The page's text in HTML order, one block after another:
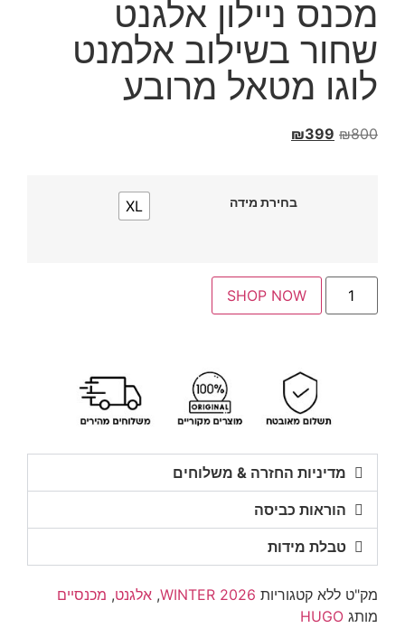
מכנס ניילון אלגנט
שחור בשילוב אלמנט
לוגו מטאל מרובע
₪800
₪399
בחירת מידה XL
SHOP NOW
מדיניות החזרה & משלוחים
הוראות כביסה
טבלת מידות
מק"ט ללא קטגוריות WINTER 2026
, אלגנט, מכנסיים
מותג HUGO